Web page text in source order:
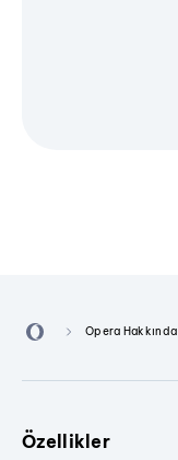
Opera Hakkında
Özellikler